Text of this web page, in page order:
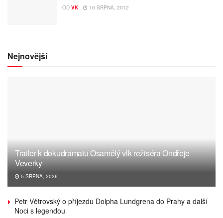
OD VK 10 SRPNA, 2012
Nejnovější
Trailer k dokudramatu Osamělý vlk režiséra Ondřeje
Veverky
5 SRPNA, 2026
Petr Větrovský o příjezdu Dolpha Lundgrena do Prahy a další
Noci s legendou